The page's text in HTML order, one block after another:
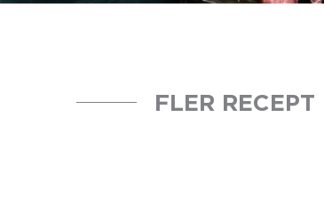
FLER RECEPT